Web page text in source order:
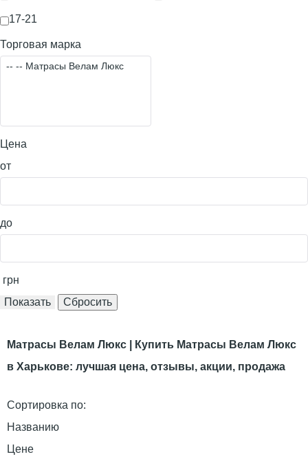
17-21
Торговая марка
Цена
от
до
грн
Матрасы Велам Люкс | Купить Матрасы Велам Люкс
в Харькове: лучшая цена, отзывы, акции, продажа
Сортировка по:
Названию
Цене